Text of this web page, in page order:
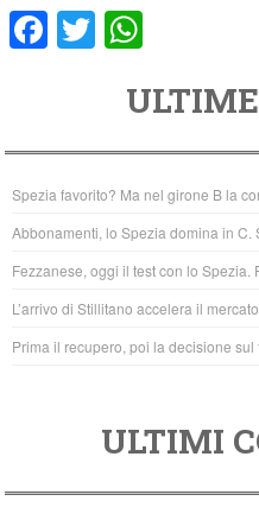
F
e
b
o
o
k
T
er
at
s
A
p
p
Spezia favorito? Ma nel girone B la
Abbonamenti, lo Spezia domina in C.
Fezzanese, oggi il test con lo Spezia.
L’arrivo di Stillitano accelera il
Prima il recupero, poi la decisione
ULTIMI